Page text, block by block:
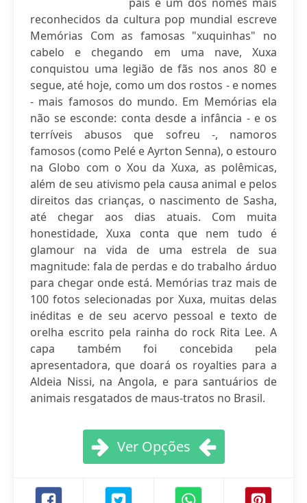
reconhecidos da cultura pop mundial escreve
Memórias Com as famosas "xuquinhas" no
cabelo e chegando em uma nave, Xuxa
conquistou uma legião de fãs nos anos 80 e
segue, até hoje, como um dos rostos - e nomes
- mais famosos do mundo. Em Memórias ela
não se esconde: conta desde a infância - e os
terríveis abusos que sofreu -, namoros
famosos (como Pelé e Ayrton Senna), o estouro
na Globo com o Xou da Xuxa, as polêmicas,
além de seu ativismo pela causa animal e pelos
direitos das crianças, o nascimento de Sasha,
até chegar aos dias atuais. Com muita
honestidade, Xuxa conta que nem tudo é
glamour na vida de uma estrela de sua
magnitude: fala de perdas e do trabalho árduo
para chegar onde está. Memórias traz mais de
100 fotos selecionadas por Xuxa, muitas delas
inéditas e de seu acervo pessoal e texto de
orelha escrito pela rainha do rock Rita Lee. A
capa também foi concebida pela
apresentadora, que doará os royalties para a
Aldeia Nissi, na Angola, e para santuários de
animais resgatados de maus-tratos no Brasil.
Ver Opções